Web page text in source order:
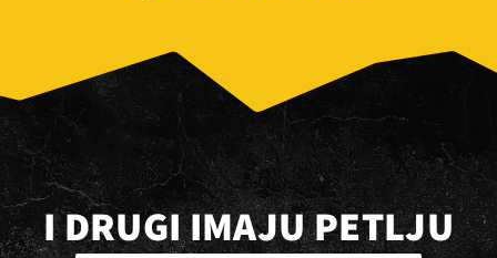
I DRUGI IMAJU PETLJU